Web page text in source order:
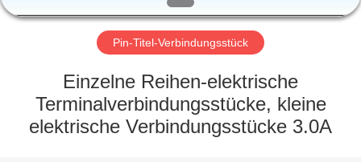
FABRIK-
AUSFLUG
QUALITÄTSKONTROLLE
Pin-Titel-Verbindungsstück
Einzelne Reihen-elektrische
Terminalverbindungsstücke, kleine
elektrische Verbindungsstücke 3.0A